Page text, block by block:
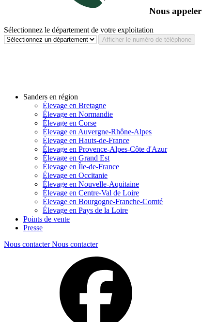
Nous appeler
Sélectionnez le département de votre exploitation
Afficher le numéro de téléphone
Sanders en région
Élevage en Bretagne
Élevage en Normandie
Élevage en Corse
Élevage en Auvergne-Rhône-Alpes
Élevage en Hauts-de-France
Élevage en Provence-Alpes-Côte d'Azur
Élevage en Grand Est
Élevage en Île-de-France
Élevage en Occitanie
Élevage en Nouvelle-Aquitaine
Élevage en Centre-Val de Loire
Élevage en Bourgogne-Franche-Comté
Élevage en Pays de la Loire
Points de vente
Presse
Nous contacter Nous contacter